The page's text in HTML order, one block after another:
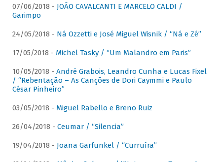
07/06/2018 - JOÃO CAVALCANTI E MARCELO CALDI /
Garimpo
24/05/2018 - Ná Ozzetti e José Miguel Wisnik / “Ná e Zé”
17/05/2018 - Michel Tasky / “Um Malandro em Paris”
10/05/2018 - André Grabois, Leandro Cunha e Lucas Fixel
/ “Rebentação – As Canções de Dori Caymmi e Paulo
César Pinheiro”
03/05/2018 - Miguel Rabello e Breno Ruiz
26/04/2018 - Ceumar / “Silencia”
19/04/2018 - Joana Garfunkel / “Curruíra”